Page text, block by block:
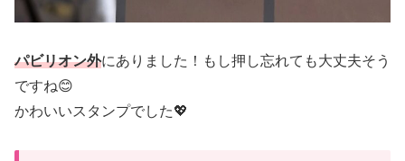
パビリオン外にありました！もし押し忘れても大丈夫そう
ですね😊
かわいいスタンプでした💖